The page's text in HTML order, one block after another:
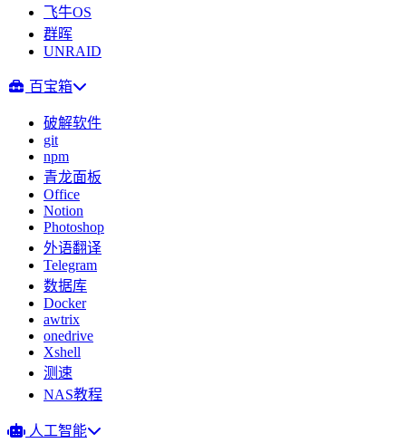
飞牛OS
群晖
UNRAID
百宝箱
破解软件
git
npm
青龙面板
Office
Notion
Photoshop
外语翻译
Telegram
数据库
Docker
awtrix
onedrive
Xshell
测速
NAS教程
人工智能